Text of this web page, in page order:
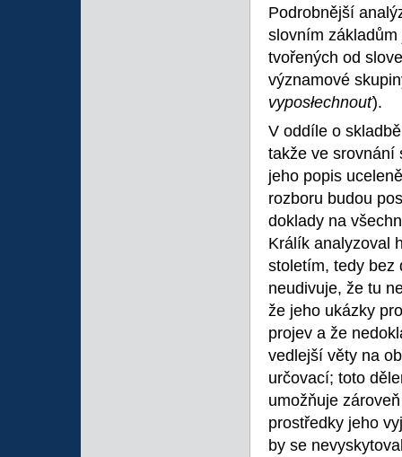
Podrobnější
slovním
tvořených od
významové
vyposłechnouť).
V oddíle o
takže ve srovnání
jeho popis
rozboru budou
doklady na
Králík analyzoval
stoletím, tedy bez
neudivuje, že tu
že jeho ukázky
projev a že
vedlejší věty na
určovací; toto
umožňuje
prostředky jeho
by se